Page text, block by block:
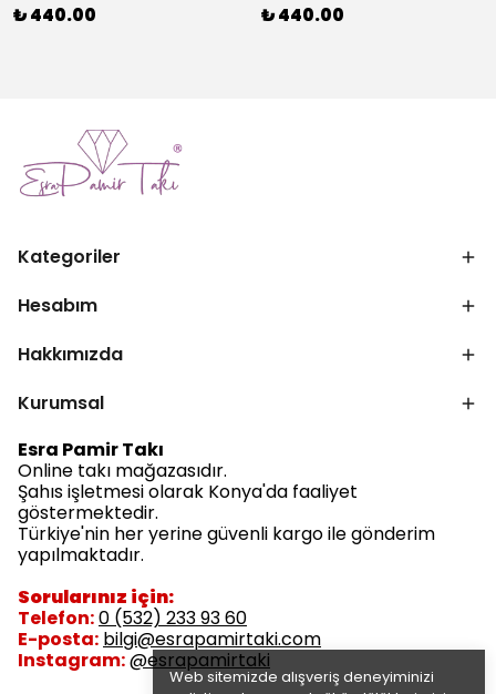
Web sitemizde alışveriş deneyiminizi
₺ 440.00 ₺ 440.00
Kategoriler
Hesabım
Hakkımızda
Kurumsal
Esra Pamir Takı
Online takı mağazasıdır.
Şahıs işletmesi olarak Konya'da faaliyet
göstermektedir.
Türkiye'nin her yerine güvenli kargo ile gönderim
yapılmaktadır.
Sorularınız için:
Telefon:0 (532) 233 93 60
E-posta: bilgi@esrapamirtaki.com
Instagram:@esrapamirtaki